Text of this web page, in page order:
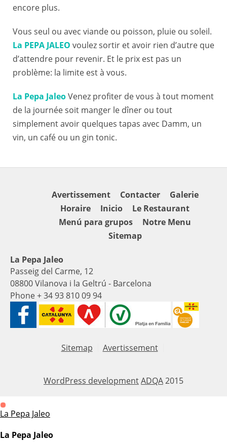
encore plus.
Vous seul ou avec viande ou poisson, pluie ou soleil.
La PEPA JALEO voulez sortir et avoir rien d’autre que
d’attendre pour revenir. Et le prix est pas un
problème: la limite est à vous.
La Pepa JaleoVenez profiter de vous à tout moment
de la journée soit manger le dîner ou tout
simplement avoir quelques tapas avec Damm, un
vin, un café ou un gin tonic.
Avertissement Contacter
Galerie
Horaire
Inicio
Le Restaurant
Menú para grupos
Notre Menu
Sitemap
La Pepa Jaleo
Passeig del Carme, 12
08800 Vilanova i la Geltrú - Barcelona
Phone + 34 93 810 09 94
Sitemap Avertissement
WordPress developmentADQA2015
La Pepa Jaleo
La Pepa Jaleo